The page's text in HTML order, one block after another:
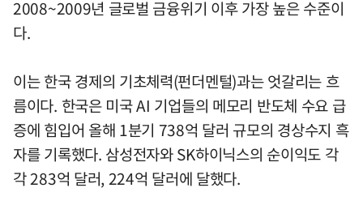
2008~2009년 글로벌 금융위기 이후 가장 높은 수준이
다.
이는 한국 경제의 기초체력(펀더멘털)과는 엇갈리는 흐
름이다. 한국은 미국 AI 기업들의 메모리 반도체 수요 급
증에 힘입어 올해 1분기 738억 달러 규모의 경상수지 흑
자를 기록했다. 삼성전자와 SK하이닉스의 순이익도 각
각 283억 달러, 224억 달러에 달했다.